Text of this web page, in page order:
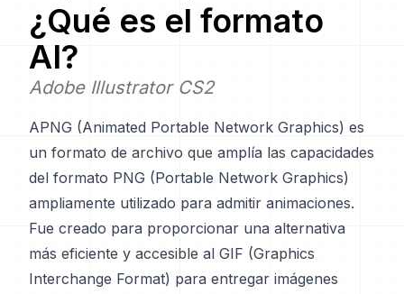
¿Qué es el formato
AI?
Adobe Illustrator CS2
APNG (Animated Portable Network Graphics) es
un formato de archivo que amplía las capacidades
del formato PNG (Portable Network Graphics)
ampliamente utilizado para admitir animaciones.
Fue creado para proporcionar una alternativa
más eficiente y accesible al GIF (Graphics
Interchange Format) para entregar imágenes